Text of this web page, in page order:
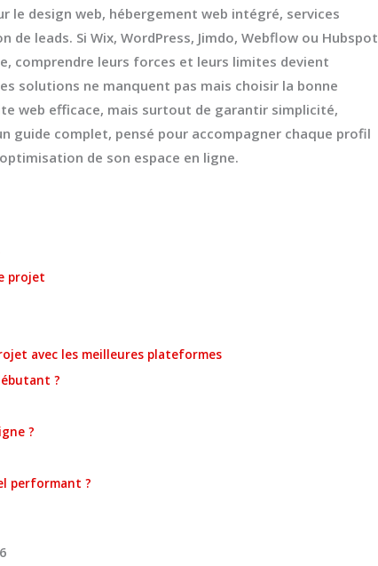
le design web, hébergement web intégré, services
leads. Si Wix, WordPress, Jimdo, Webflow ou Hubspot
comprendre leurs forces et leurs limites devient
solutions ne manquent pas mais choisir la bonne
web efficace, mais surtout de garantir simplicité,
complet, pensé pour accompagner chaque profil
de son espace en ligne.
projet
avec les meilleures plateformes
?
?
performant ?